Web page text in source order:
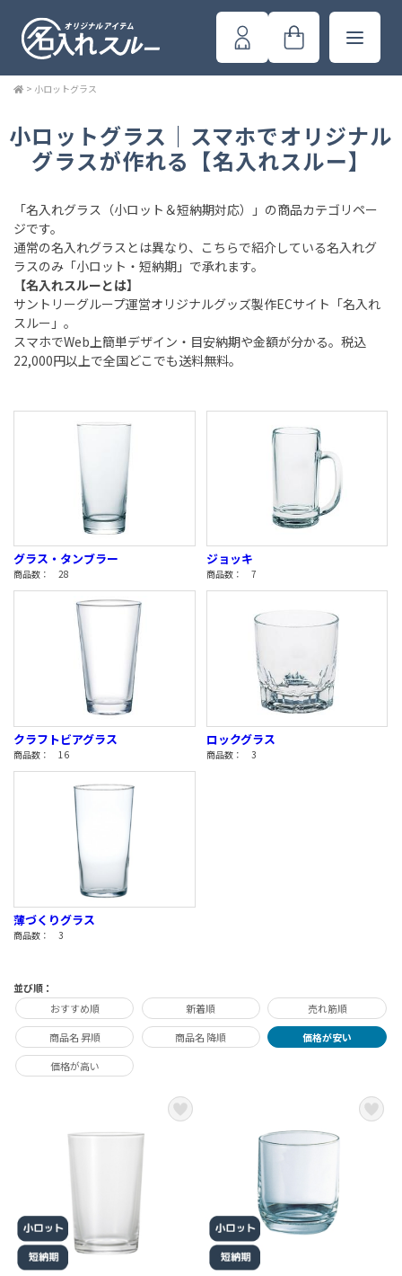
> 小ロットグラス
小ロットグラス｜スマホでオリジナル
グラスが作れる【名入れスルー】
「名入れグラス（小ロット＆短納期対応）」の商品カテゴリペー
ジです。
通常の名入れグラスとは異なり、こちらで紹介している名入れグ
ラスのみ「小ロット・短納期」で承れます。
【名入れスルーとは】
サントリーグループ運営オリジナルグッズ製作ECサイト「名入れ
スルー」。
スマホでWeb上簡単デザイン・目安納期や金額が分かる。税込
22,000円以上で全国どこでも送料無料。
グラス・タンブラー
商品数： 28
ジョッキ
商品数： 7
クラフトビアグラス
商品数： 16
ロックグラス
商品数： 3
薄づくりグラス
商品数： 3
並び順：
おすすめ順
新着順 売れ筋順
商品名 昇順 商品名 降順 価格が安い
価格が高い